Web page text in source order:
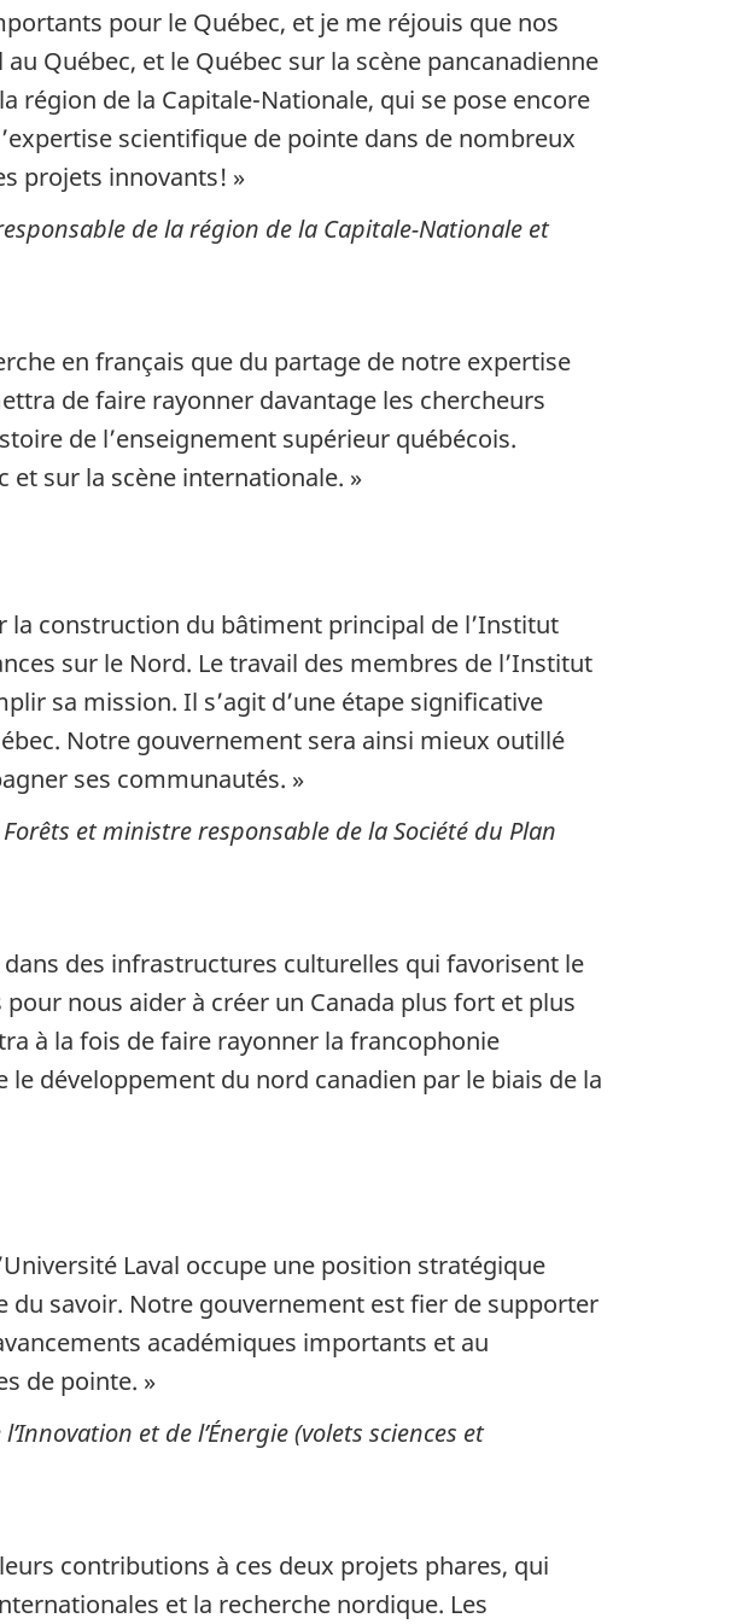
pour le Québec, et je me réjouis que nos
Québec, et le Québec sur la scène pancanadienne
région de la Capitale-Nationale, qui se pose encore
scientifique de pointe dans de nombreux
projets innovants! »
de la région de la Capitale-Nationale et
en français que du partage de notre expertise
de faire rayonner davantage les chercheurs
de l’enseignement supérieur québécois.
et sur la scène internationale. »
la construction du bâtiment principal de l’Institut
sur le Nord. Le travail des membres de l’Institut
sa mission. Il s’agit d’une étape significative
Notre gouvernement sera ainsi mieux outillé
ses communautés. »
et ministre responsable de la Société du Plan
des infrastructures culturelles qui favorisent le
nous aider à créer un Canada plus fort et plus
à la fois de faire rayonner la francophonie
développement du nord canadien par le biais de la
Laval occupe une position stratégique
du savoir. Notre gouvernement est fier de supporter
académiques importants et au
de pointe. »
et de l’Énergie (volets sciences et
contributions à ces deux projets phares, qui
et la recherche nordique. Les